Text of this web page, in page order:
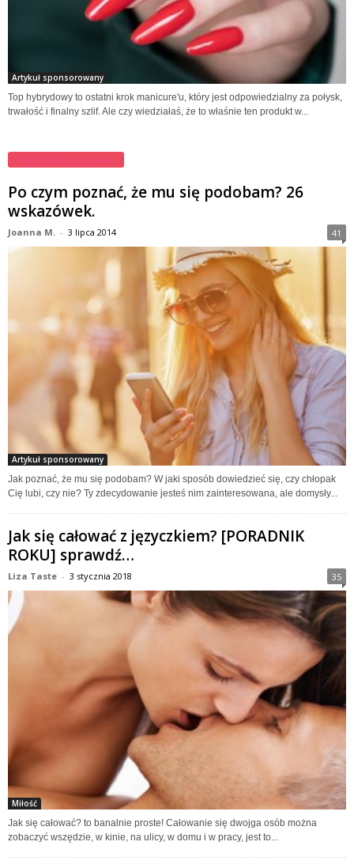
Artykuł sponsorowany
Top hybrydowy to ostatni krok manicure'u, który jest odpowiedzialny za połysk,
trwałość i finalny szlif. Ale czy wiedziałaś, że to właśnie ten produkt w...
Najczęściej czytane
Po czym poznać, że mu się podobam? 26
wskazówek.
Joanna M. - 3 lipca 2014 41
Artykuł sponsorowany
Jak poznać, że mu się podobam? W jaki sposób dowiedzieć się, czy chłopak
Cię lubi, czy nie? Ty zdecydowanie jesteś nim zainteresowana, ale domysły...
Jak się całować z języczkiem? [PORADNIK
ROKU] sprawdź…
Liza Taste - 3 stycznia 2018 35
Miłość
Jak się całować? to banalnie proste! Całowanie się dwojga osób można
zobaczyć wszędzie, w kinie, na ulicy, w domu i w pracy, jest to...